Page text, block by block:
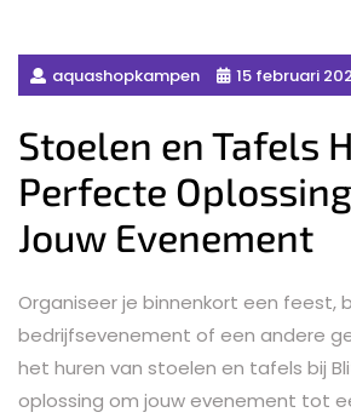
aquashopkampen 15 februari
Stoelen en Tafels
Perfecte
Jouw Evenement
Organiseer je binnenkort een feest,
bedrijfsevenement of een andere
het huren van stoelen en tafels bij
oplossing om jouw evenement tot